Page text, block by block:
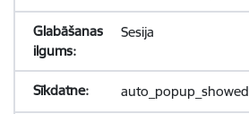
Sesija
auto_popup_showed